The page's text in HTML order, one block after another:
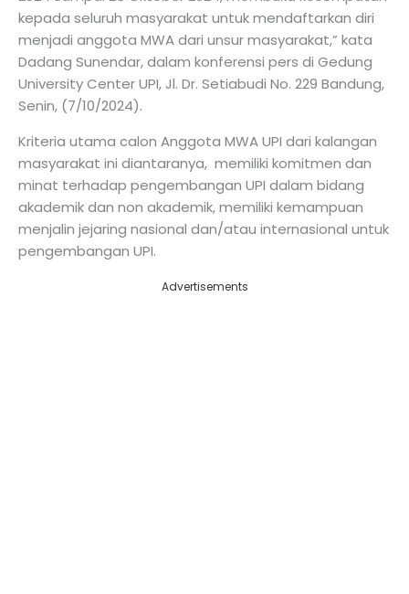
kepada seluruh masyarakat untuk mendaftarkan diri
menjadi anggota MWA dari unsur masyarakat,” kata
Dadang Sunendar, dalam konferensi pers di Gedung
University Center UPI, Jl. Dr. Setiabudi No. 229 Bandung,
Senin, (7/10/2024).
Kriteria utama calon Anggota MWA UPI dari kalangan
masyarakat ini diantaranya, memiliki komitmen dan
minat terhadap pengembangan UPI dalam bidang
akademik dan non akademik, memiliki kemampuan
menjalin jejaring nasional dan/atau internasional untuk
pengembangan UPI.
Advertisements